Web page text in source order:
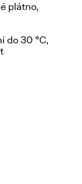
plátno,
do 30 °C,